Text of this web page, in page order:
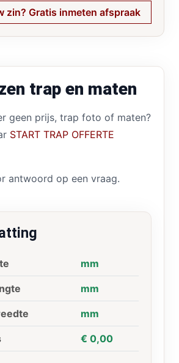
zin? Gratis inmeten afspraak
trap en maten
geen prijs, trap foto of maten?
START TRAP OFFERTE
antwoord op een vraag.
mm
mm
mm
€ 0,00